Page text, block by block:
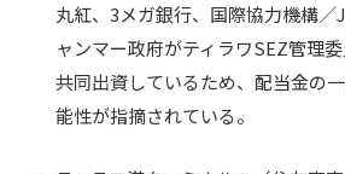
丸紅、3メガ銀行、国際協力機構／
ャンマー政府がティラワSEZ管理
共同出資しているため、配当金の
能性が指摘されている。